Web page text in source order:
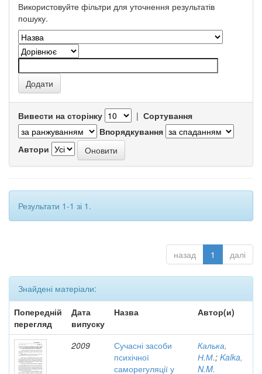
Використовуйте фільтри для уточнення результатів
пошуку.
Вивести на сторінку | Сортування
Впорядкування
Автори
Результати 1-1 зі 1.
назад 1 далі
Знайдені матеріали:
Попередній
перегляд
Дата
випуску
Назва Автор(и)
2009
Сучасні засоби
психічної
саморегуляції у
Калька,
Н.М.; Kalka,
N.M.